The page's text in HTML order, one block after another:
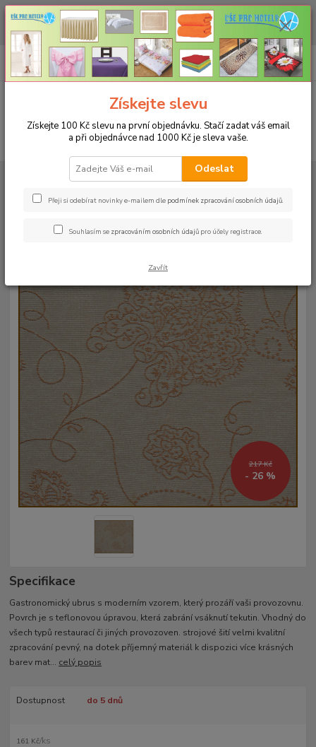
CHCETE NAKOUPIT VĚTŠÍ MNOŽSTVÍ NAŠICH PRODUKTŮ ZA LEPŠÍ
CENU? Klikněte ZDE
CZK
+420 773 794 023
Pondělí-pátek 9-16 hodin
0ks
za0 Kč
UBRUSY
Slavnostní ubrusy Magnolia s vodoodpudivou úpravou
Ubrus magnolia 38x180cm -
béžový
217 Kč
- 26 %
Specifikace
Gastronomický ubrus s moderním vzorem, který prozáří vaši provozovnu.
Povrch je s teflonovou úpravou, která zabrání vsáknutí tekutin. Vhodný do
všech typů restaurací či jiných provozoven. strojové šití velmi kvalitní
zpracování pevný, na dotek příjemný materiál k dispozici více krásných
barev mat... celý popis
Dostupnost do 5 dnů
161 Kč/ks
Získejte slevu
Získejte 100 Kč slevu na první objednávku. Stačí zadat váš email
a při objednávce nad 1000 Kč je sleva vaše.
Odeslat
Přeji si odebírat novinky e-mailem dle podmínek zpracování osobních údajů.
Souhlasím se zpracováním osobních údajů pro účely registrace.
Zavřít